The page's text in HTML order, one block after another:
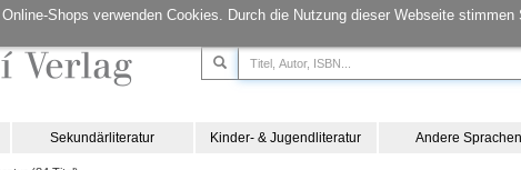
Shops verwenden Cookies. Durch die Nutzung dieser Webseite
Sekundärliteratur Kinder- & Jugendliteratur Andere Sprachen